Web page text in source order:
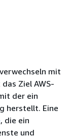
mit
Ziel AWS-
der ein
herstellt. Eine
, die ein
und